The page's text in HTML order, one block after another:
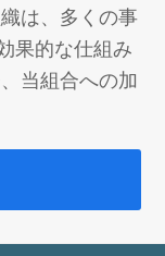
は、多くの事
果的な仕組み
当組合への加